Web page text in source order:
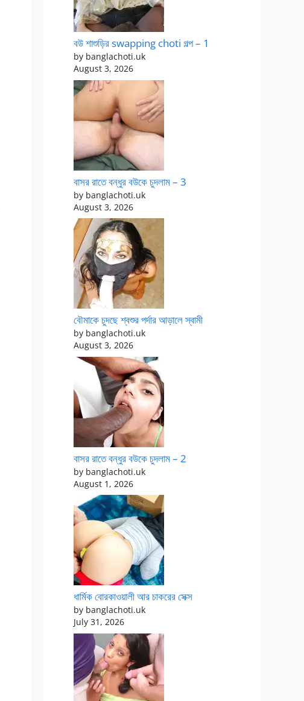
বউ শাশুড়ির swapping choti গল্প – 1
by banglachoti.uk
August 3, 2026
বাসর রাতে বন্ধুর বউকে চুদলাম – 3
by banglachoti.uk
August 3, 2026
বৌমাকে চুদছে শ্বশুর পর্দার আড়ালে স্বামী
by banglachoti.uk
August 3, 2026
বাসর রাতে বন্ধুর বউকে চুদলাম – 2
by banglachoti.uk
August 1, 2026
ধার্মিক বোরকাওয়ালী আর চাকরের সেক্স
by banglachoti.uk
July 31, 2026